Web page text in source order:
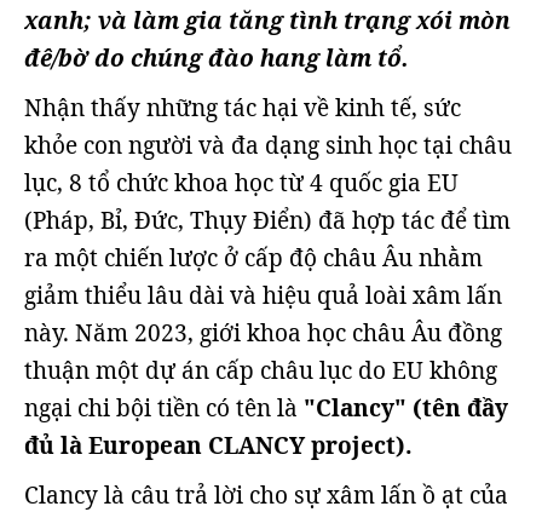
xanh; và làm gia tăng tình trạng xói mòn
đê/bờ do chúng đào hang làm tổ.
Nhận thấy những tác hại về kinh tế, sức
khỏe con người và đa dạng sinh học tại châu
lục, 8 tổ chức khoa học từ 4 quốc gia EU
(Pháp, Bỉ, Đức, Thụy Điển) đã hợp tác để tìm
ra một chiến lược ở cấp độ châu Âu nhằm
giảm thiểu lâu dài và hiệu quả loài xâm lấn
này. Năm 2023, giới khoa học châu Âu đồng
thuận một dự án cấp châu lục do EU không
ngại chi bội tiền có tên là "Clancy" (tên đầy
đủ là European CLANCY project).
Clancy là câu trả lời cho sự xâm lấn ồ ạt của